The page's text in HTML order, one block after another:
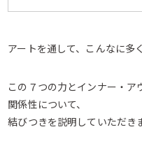
アートを通して、こんなに多
この７つの力とインナー・ア
関係性について、
結びつきを説明していただき